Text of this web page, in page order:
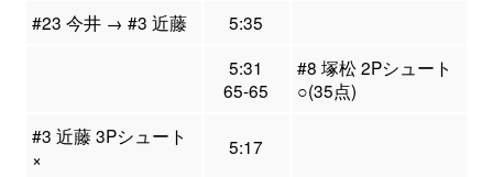
#23 今井 → #3 近藤
5:35
5:31
65-65
#8 塚松 2Pシュート
○(35点)
#3 近藤 3Pシュート
×
5:17